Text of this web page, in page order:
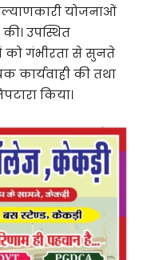
योजनाओं
उपस्थित
को गंभीरता से सुनते
कार्यवाही की तथा
किया।